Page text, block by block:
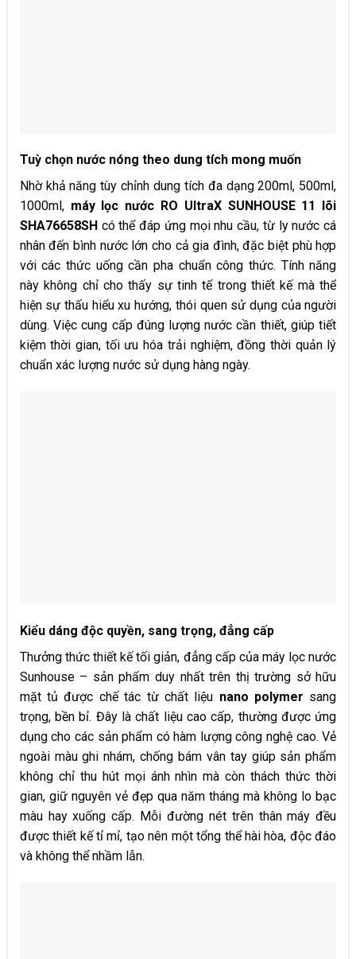
Tuỳ chọn nước nóng theo dung tích mong muốn
Nhờ khả năng tùy chỉnh dung tích đa dạng 200ml, 500ml,
1000ml, máy lọc nước RO UltraX SUNHOUSE 11 lõi
SHA76658SH có thể đáp ứng mọi nhu cầu, từ ly nước cá
nhân đến bình nước lớn cho cả gia đình, đặc biệt phù hợp
với các thức uống cần pha chuẩn công thức. Tính năng
này không chỉ cho thấy sự tinh tế trong thiết kế mà thể
hiện sự thấu hiểu xu hướng, thói quen sử dụng của người
dùng. Việc cung cấp đúng lượng nước cần thiết, giúp tiết
kiệm thời gian, tối ưu hóa trải nghiệm, đồng thời quản lý
chuẩn xác lượng nước sử dụng hàng ngày.
Kiểu dáng độc quyền, sang trọng,đẳng cấp
Thưởng thức thiết kế tối giản, đẳng cấp của máy lọc nước
Sunhouse – sản phẩm duy nhất trên thị trường sở hữu
mặt tủ được chế tác từ chất liệu nano polymer sang
trọng, bền bỉ. Đây là chất liệu cao cấp, thường được ứng
dụng cho các sản phẩm có hàm lượng công nghệ cao. Vẻ
ngoài màu ghi nhám, chống bám vân tay giúp sản phẩm
không chỉ thu hút mọi ánh nhìn mà còn thách thức thời
gian, giữ nguyên vẻ đẹp qua năm tháng mà không lo bạc
màu hay xuống cấp. Mỗi đường nét trên thân máy đều
được thiết kế tỉ mỉ, tạo nên một tổng thể hài hòa, độc đáo
và không thể nhầm lẫn.